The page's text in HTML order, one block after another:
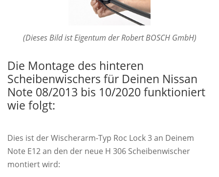
(Dieses Bild ist Eigentum der Robert BOSCH GmbH)
Die Montage des hinteren
Scheibenwischers für Deinen Nissan
Note 08/2013 bis 10/2020 funktioniert
wie folgt:
Dies ist der Wischerarm-Typ Roc Lock 3 an Deinem
Note E12 an den der neue H 306 Scheibenwischer
montiert wird: